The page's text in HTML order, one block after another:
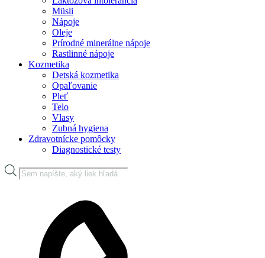
Müsli
Nápoje
Oleje
Prírodné minerálne nápoje
Rastlinné nápoje
Kozmetika
Detská kozmetika
Opaľovanie
Pleť
Telo
Vlasy
Zubná hygiena
Zdravotnícke pomôcky
Diagnostické testy
Products
search